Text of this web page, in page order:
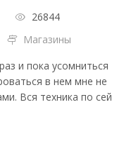
26844
Магазины
и пока усомниться
в нем мне не
Вся техника по сей